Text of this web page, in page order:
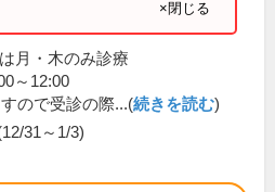
×閉じる
月・木のみ診療
～12:00
ので受診の際...(続きを読む)
31～1/3)